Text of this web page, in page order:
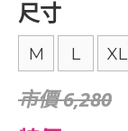
尺寸
M L XL
市價 6,280